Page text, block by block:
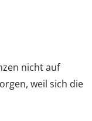
nicht auf
weil sich die